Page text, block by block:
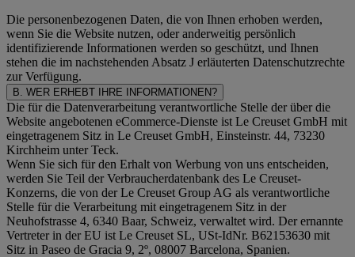
Die personenbezogenen Daten, die von Ihnen erhoben werden,
wenn Sie die Website nutzen, oder anderweitig persönlich
identifizierende Informationen werden so geschützt, und Ihnen
stehen die im nachstehenden Absatz J erläuterten Datenschutzrechte
zur Verfügung.
B. WER ERHEBT IHRE INFORMATIONEN?
Die für die Datenverarbeitung verantwortliche Stelle der über die
Website angebotenen eCommerce-Dienste ist Le Creuset GmbH mit
eingetragenem Sitz in Le Creuset GmbH, Einsteinstr. 44, 73230
Kirchheim unter Teck.
Wenn Sie sich für den Erhalt von Werbung von uns entscheiden,
werden Sie Teil der Verbraucherdatenbank des Le Creuset-
Konzerns, die von der Le Creuset Group AG als verantwortliche
Stelle für die Verarbeitung mit eingetragenem Sitz in der
Neuhofstrasse 4, 6340 Baar, Schweiz, verwaltet wird. Der ernannte
Vertreter in der EU ist Le Creuset SL, USt-IdNr. B62153630 mit
Sitz in Paseo de Gracia 9, 2º, 08007 Barcelona, Spanien.